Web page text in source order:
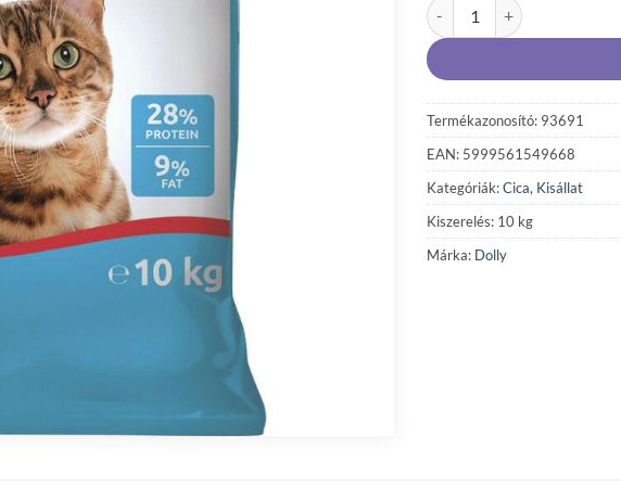
Dolly Cat Száraz Hal 10kg
Termékazonosító: 93691
EAN: 5999561549668
Kategóriák:Cica, Kisállat
Kiszerelés: 10 kg
Márka: Dolly